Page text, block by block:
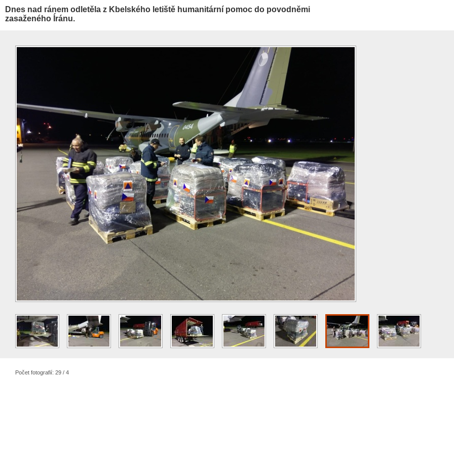
Dnes nad ránem odletěla z Kbelského letiště humanitární pomoc do povodněmi
zasaženého Íránu.
Počet fotografií: 29 / 4